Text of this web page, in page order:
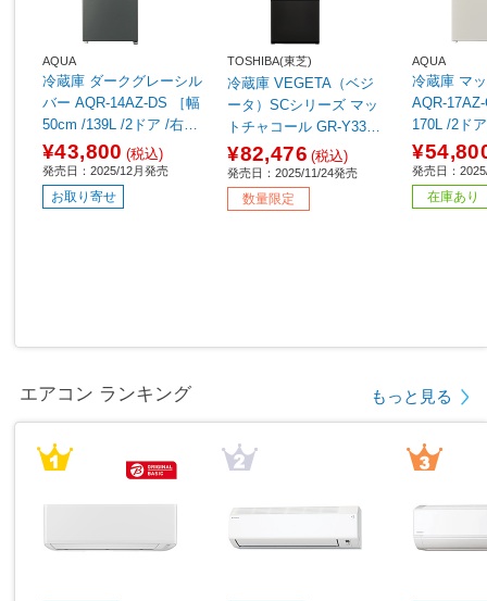
AQUA
冷蔵庫 ダークグレーシル
バー AQR-14AZ-DS ［幅
50cm /139L /2ドア /右開
きタイプ /2025年］
¥43,800 (税込)
発売日：2025/12月発売
お取り寄せ
TOSHIBA(東芝)
冷蔵庫 VEGETA（ベジ
ータ）SCシリーズ マッ
トチャコール GR-Y33SC
(KZ) ［幅60cm /326L /3
ドア /右開きタイプ /202
5年］【基本設置料金セ
ット】
¥82,476 (税込)
発売日：2025/11/24発売
数量限定
AQUA
冷蔵庫 マットグレージュ
AQR-
170L /2ド
プ /2025年
発売日：
在庫あり
エアコン ランキング もっと見る